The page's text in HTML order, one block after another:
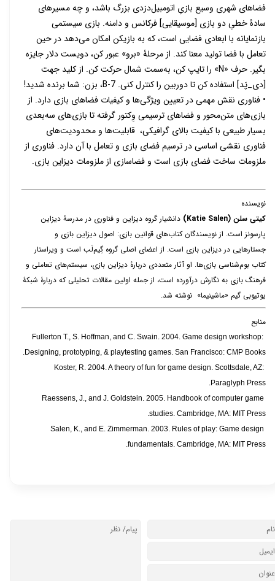
فضاهای شهری وسیع بازیِ اتومبیل‌دزدی بزرگ باشد، و چه مسیرهای
سادۀ خطیِ دو بازی [موسیقایی] فرکانس و دامنه. بازی سیستمی
بازنمایانه با ابعادی فضایی است، که به بازیکن امکان می‌دهد در حین
تعامل با فضا تولید معنا کند. از مرحلۀ «برو» عبور کن، دویست دلار جایزه
بگیر. حرف «N» را تایپ کن، به‌سمت شمال حرکت کن. از کلید جهت
[دی_پَد] استفاده کن تا دوربین را کنترل کنی. B-7، بزن: شما برنده شدید!
• فناوری نقش مهمی در تعیین ویژگی‌ها و کیفیات فضاهای بازی دارد. از
بازی‌های متن‌محور و فضاهای ترسیمی وِکتور گرفته تا بازی‌های سه‌‌بعدی
بسیار طبیعی با کیفیت بالای گرافیکی، قابلیت‌ها و محدودیت‌های
فناوری نقشی اساسی در ترسیم فضای بازی و تعامل با آن دارد. فناوری از
ملزومات ساخت فضای بازی است و فضاسازی از ملزومات دیزاین بازی.
نویسنده
کیتی سلن (Katie Salen)
دانشیار گروه دیزاین و فناوری در مدرسۀ دیزاین
پارسونز است. از نویسندگان کتاب‌های قوانین بازی: اصول دیزاین بازی و
جستارهایی در دیزاین بازی است. از اعضای اصلی گروه گِیم‌لَب است و ویراستار
کتاب بوم‌شناسی بازی‌ها. او آثار متعددی دربارۀ دیزاین بازی، سیستم‌های تعاملی و
فرهنگ بازی به نگارش درآورده است، از جمله اولین مقالات تحلیلی که دربارۀ شبکۀ
یوتیوبی گیم «ماشینیما» نوشته شد.
منابع
Fullerton T., S. Hoffman, and C. Swain. 2004. Game design workshop:
Designing, prototyping, & playtesting games. San Francisco: CMP Books.
Koster, R. 2004. A theory of fun for game design. Scottsdale, AZ:
Paraglyph Press.
Raessens, J., and J. Goldstein. 2005. Handbook of computer game
studies. Cambridge, MA: MIT Press.
Salen, K., and E. Zimmerman. 2003. Rules of play: Game design
fundamentals. Cambridge, MA: MIT Press.